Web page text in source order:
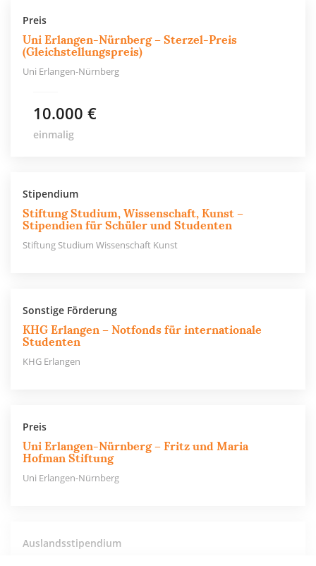
Preis
Uni Erlangen-Nürnberg – Sterzel-Preis
(Gleichstellungspreis)
Uni Erlangen-Nürnberg
10.000 €
einmalig
Stipendium
Stiftung Studium, Wissenschaft, Kunst –
Stipendien für Schüler und Studenten
Stiftung Studium Wissenschaft Kunst
Sonstige Förderung
KHG Erlangen – Notfonds für internationale
Studenten
KHG Erlangen
Preis
Uni Erlangen-Nürnberg – Fritz und Maria
Hofman Stiftung
Uni Erlangen-Nürnberg
Auslandsstipendium